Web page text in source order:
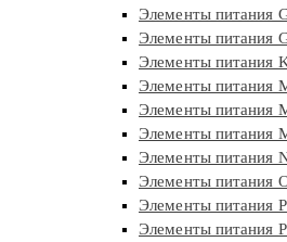
Элементы питания
Элементы питания
Элементы питания
Элементы питания
Элементы питания
Элементы питания
Элементы питания
Элементы питания
Элементы питания
Элементы питания